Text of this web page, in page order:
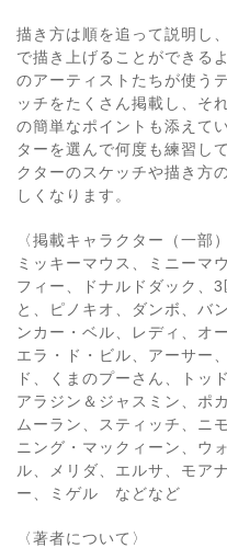
描き方は順を追って説明し
で描き上げることができる
のアーティストたちが使う
ッチをたくさん掲載し、そ
の簡単なポイントも添えて
ターを選んで何度も練習し
クターのスケッチや描き方
しくなります。
〈掲載キャラクター（一部）
ミッキーマウス、ミニーマ
フィー、ドナルドダック、
と、ピノキオ、ダンボ、バ
ンカー・ベル、レディ、オ
エラ・ド・ビル、アーサー
ド、くまのプーさん、トッ
アラジン＆ジャスミン、ポ
ムーラン、スティッチ、ニ
ニング・マックィーン、ウ
ル、メリダ、エルサ、モア
ー、ミゲル などなど
〈著者について〉